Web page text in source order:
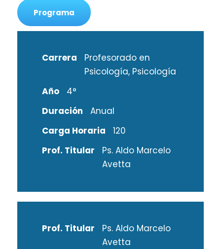
Programa
Carrera
Profesorado en
Psicología, Psicología
Año
4°
Duración
Anual
Carga Horaria
120
Prof. Titular
Ps. Aldo Marcelo
Avetta
Prof. Titular
Ps. Aldo Marcelo
Avetta